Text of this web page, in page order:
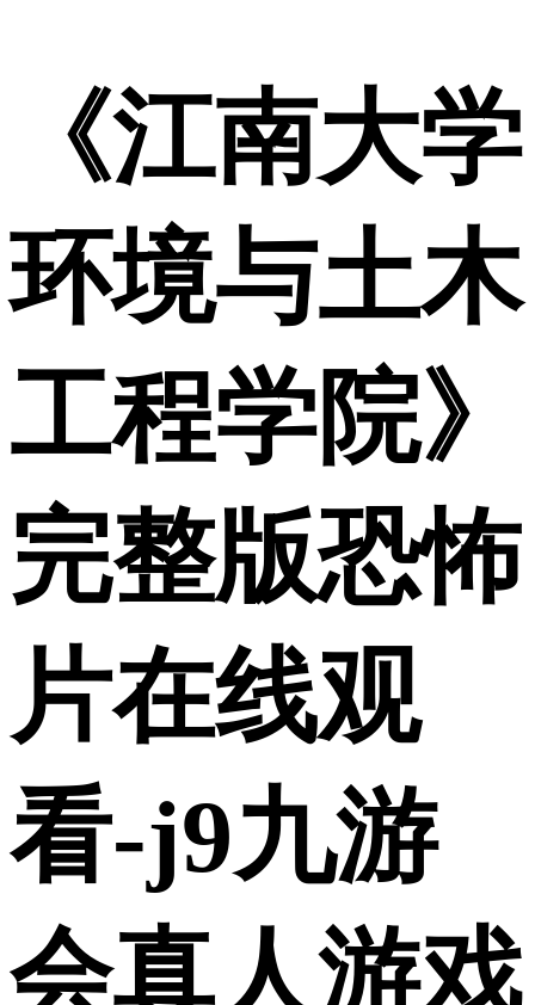
《江南大学
环境与土木
工程学院》
完整版恐怖
片在线观
看-j9九游
会真人游戏